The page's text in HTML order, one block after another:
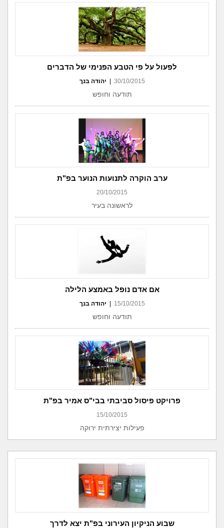
לפעול על פי הטבע הפנימי של הדברים
30/10/2015 יהודה בנך
תודעה וחופש
ערב הוקרה לתנועות הנוער בפ"ת
20/10/2015
לראשונה בעיר
אם אדם נופל באמצע הלילה
15/10/2015 יהודה בנך
תודעה וחופש
פרויקט פיסול סביבתי בבי"ס אמיר בפ"ת
15/10/2015
פעילות יצירתית ירוקה
שבוע הניקיון העירוני בפ"ת יצא לדרך